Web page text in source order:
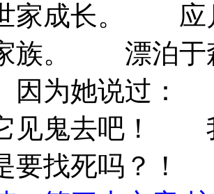
家成长。 应
族。 漂泊于
为她说过：
见鬼去吧！
要找死吗？！